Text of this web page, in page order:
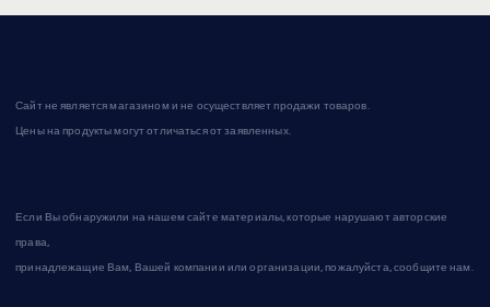
Сайт не является магазином и не осуществляет продажи товаров.
Цены на продукты могут отличаться от заявленных.
Если Вы обнаружили на нашем сайте материалы, которые нарушают авторские
права,
принадлежащие Вам, Вашей компании или организации, пожалуйста, сообщите нам.